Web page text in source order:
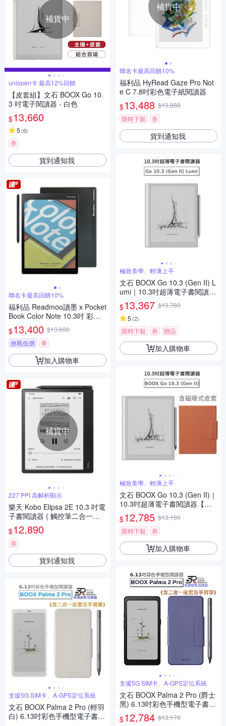
補貨中
uniopen卡 最高12%回饋
【皮套組】文石 BOOX Go 10.
3 吋電子閱讀器 - 白色
$13,660
5 (6)
券
貨到通知我
聯名卡最高回饋10%
福利品 Readmoo讀墨 x Pocket
Book Color Note 10.3吋 彩色
電子紙平板
$13,400 $13,800
挑戰低價
券
加入購物車
補貨中
227 PPI 高解析顯示
樂天 Kobo Elipsa 2E 10.3 吋電
子書閱讀器 ( 觸控筆二合一套
組 )
$12,890
券
貨到通知我
支援5G SIM卡、A-GPS定位系統
文石 BOOX Palma 2 Pro (輕羽
白) 6.13吋彩色手機型電子書閱
補貨中
聯名卡最高回饋10%
福利品 HyRead Gaze Pro Not
e C 7.8吋彩色電子紙閱讀器
$13,488 $13,888
限時下殺
券
貨到通知我
極致美學、輕薄上手
文石 BOOX Go 10.3 (Gen II) L
umi｜10.3吋超薄電子書閱讀器
(前光版)
$13,367 $13,780
5 (2)
限時下殺 券 贈品
加入購物車
極致美學、輕薄上手
文石 BOOX Go 10.3 (Gen II)｜
10.3吋超薄電子書閱讀器【磁
吸式皮套組】
$12,785 $13,180
限時下殺
券
加入購物車
支援5G SIM卡、A-GPS定位系統
文石 BOOX Palma 2 Pro (爵士
黑) 6.13吋彩色手機型電子書閱
讀器【手寫筆加皮套組】
$12,784 $13,179